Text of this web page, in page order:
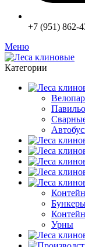
+7 (951) 862-
Меню
Категории
Урны